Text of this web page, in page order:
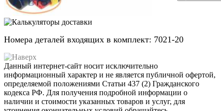
Номера деталей входящих в комплект: 7021-20
Данный интернет-сайт носит исключительно
информационный характер и не является публичной офертой,
определяемой положениями Статьи 437 (2) Гражданского
кодекса РФ. Для получения подробной информации о
наличии и стоимости указанных товаров и услуг, для